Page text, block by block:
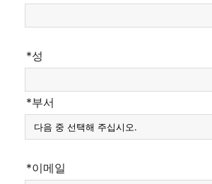
*성
*부서
*이메일